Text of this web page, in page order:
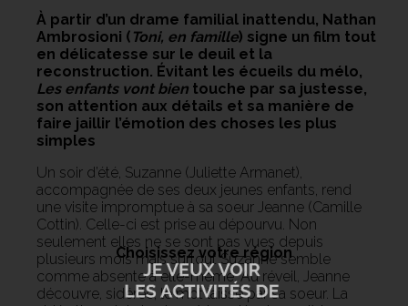
À partir d’un drame familial inattendu, Nathan
Ambrosioni ( Toni, en famille) signe un film tout
en délicatesse sur le deuil et la
reconstruction. Évitant les écueils du mélo,
Les enfants vont bien touche par sa justesse,
son attention aux détails et sa manière de
faire jaillir l’émotion des choses les plus
simples
Un soir d’été, Suzanne (Juliette Armanet),
accompagnée de ses deux jeunes enfants, rend
une visite impromptue à sa soeur Jeanne (Camille
Cottin). Celle-ci est prise au dépourvu. Non
seulement elles ne se sont pas vues depuis
plusieurs mois mais surtout Suzanne semble
comme absente à elle-même. Au réveil, Jeanne
découvre, sidérée, le mot laissé par sa soeur. La
Choisissez votre région